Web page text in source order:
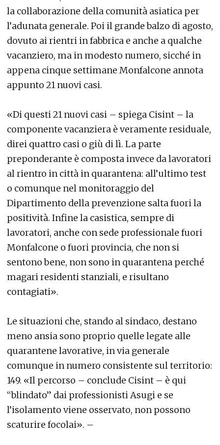
la collaborazione della comunità asiatica per
l’adunata generale. Poi il grande balzo di agosto,
dovuto ai rientri in fabbrica e anche a qualche
vacanziero, ma in modesto numero, sicché in
appena cinque settimane Monfalcone annota
appunto 21 nuovi casi.
«Di questi 21 nuovi casi – spiega Cisint – la
componente vacanziera è veramente residuale,
direi quattro casi o giù di lì. La parte
preponderante è composta invece da lavoratori
al rientro in città in quarantena: all’ultimo test
o comunque nel monitoraggio del
Dipartimento della prevenzione salta fuori la
positività. Infine la casistica, sempre di
lavoratori, anche con sede professionale fuori
Monfalcone o fuori provincia, che non si
sentono bene, non sono in quarantena perché
magari residenti stanziali, e risultano
contagiati».
Le situazioni che, stando al sindaco, destano
meno ansia sono proprio quelle legate alle
quarantene lavorative, in via generale
comunque in numero consistente sul territorio:
149. «Il percorso – conclude Cisint – è qui
“blindato” dai professionisti Asugi e se
l’isolamento viene osservato, non possono
scaturire focolai». –